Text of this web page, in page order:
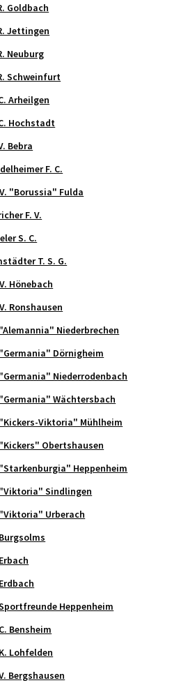
Goldbach
Jettingen
Neuburg
Schweinfurt
Arheilgen
Hochstadt
Bebra
F. C.
V. "Borussia" Fulda
F. V.
S. C.
T. S. G.
Hönebach
Ronshausen
"Alemannia" Niederbrechen
"Germania" Dörnigheim
"Germania" Niederrodenbach
"Germania" Wächtersbach
"Kickers-Viktoria" Mühlheim
"Kickers" Obertshausen
"Starkenburgia" Heppenheim
"Viktoria" Sindlingen
"Viktoria" Urberach
Burgsolms
Sportfreunde Heppenheim
Bensheim
Lohfelden
Bergshausen